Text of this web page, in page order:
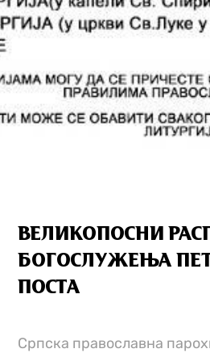
ВЕЛИКОПОСНИ
БОГОСЛУЖЕЊА
ПОСТА
Српска православна